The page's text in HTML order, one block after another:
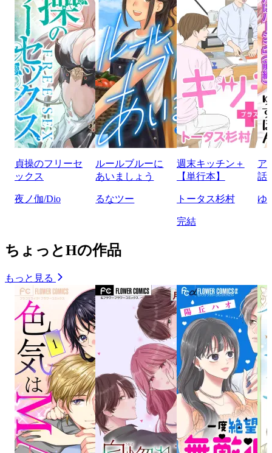
貞操のフリーセ
ックス
夜ノ伽/Dio
ルールブルーに
あいましょう
るなツー
週末キッチン＋
【単行本】
トータス杉村
完結
ア
話
ゆ
ちょっとHの作品
もっと見る